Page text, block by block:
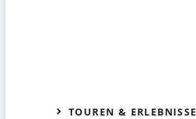
TOUREN & ERLEBNISSE